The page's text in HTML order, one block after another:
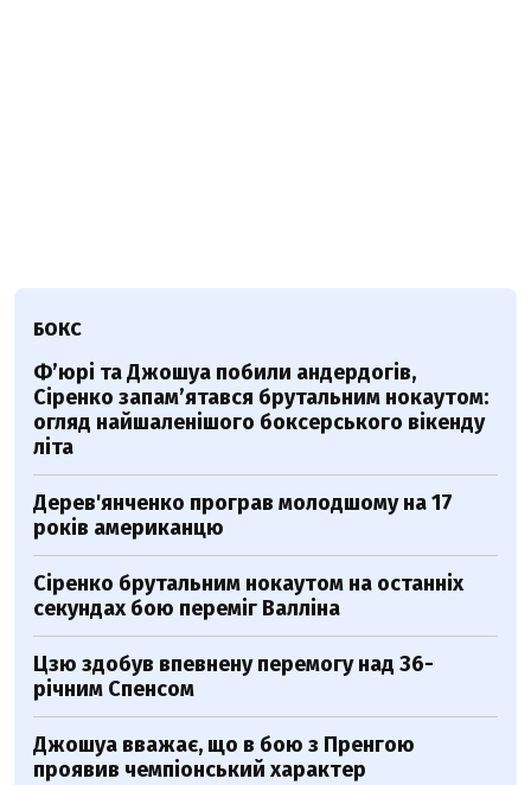
БОКС
Ф’юрі та Джошуа побили андердогів,
Сіренко запам’ятався брутальним нокаутом:
огляд найшаленішого боксерського вікенду
літа
Дерев'янченко програв молодшому на 17
років американцю
Сіренко брутальним нокаутом на останніх
секундах бою переміг Валліна
Цзю здобув впевнену перемогу над 36-
річним Спенсом
Джошуа вважає, що в бою з Пренгою
проявив чемпіонський характер